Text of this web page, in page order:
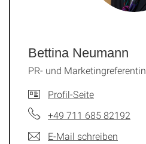
Bettina Neumann
PR- und Marketingreferentin
Profil-Seite
+49 711 685 82192
E-Mail schreiben